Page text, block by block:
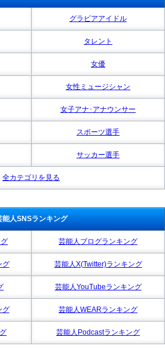
グラビアアイドル
タレント
女優
女性ミュージシャン
女子アナ･アナウンサー
スポーツ選手
サッカー選手
全カテゴリを見る
能人SNSランキング
芸能人ブログランキング
グ 芸能人X(Twitter)ランキング
芸能人YouTubeランキング
グ 芸能人WEARランキング
芸能人Podcastランキング